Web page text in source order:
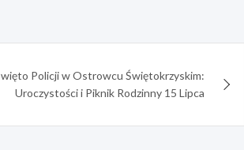
Policji w Ostrowcu Świętokrzyskim:
Uroczystości i Piknik Rodzinny 15 Lipca